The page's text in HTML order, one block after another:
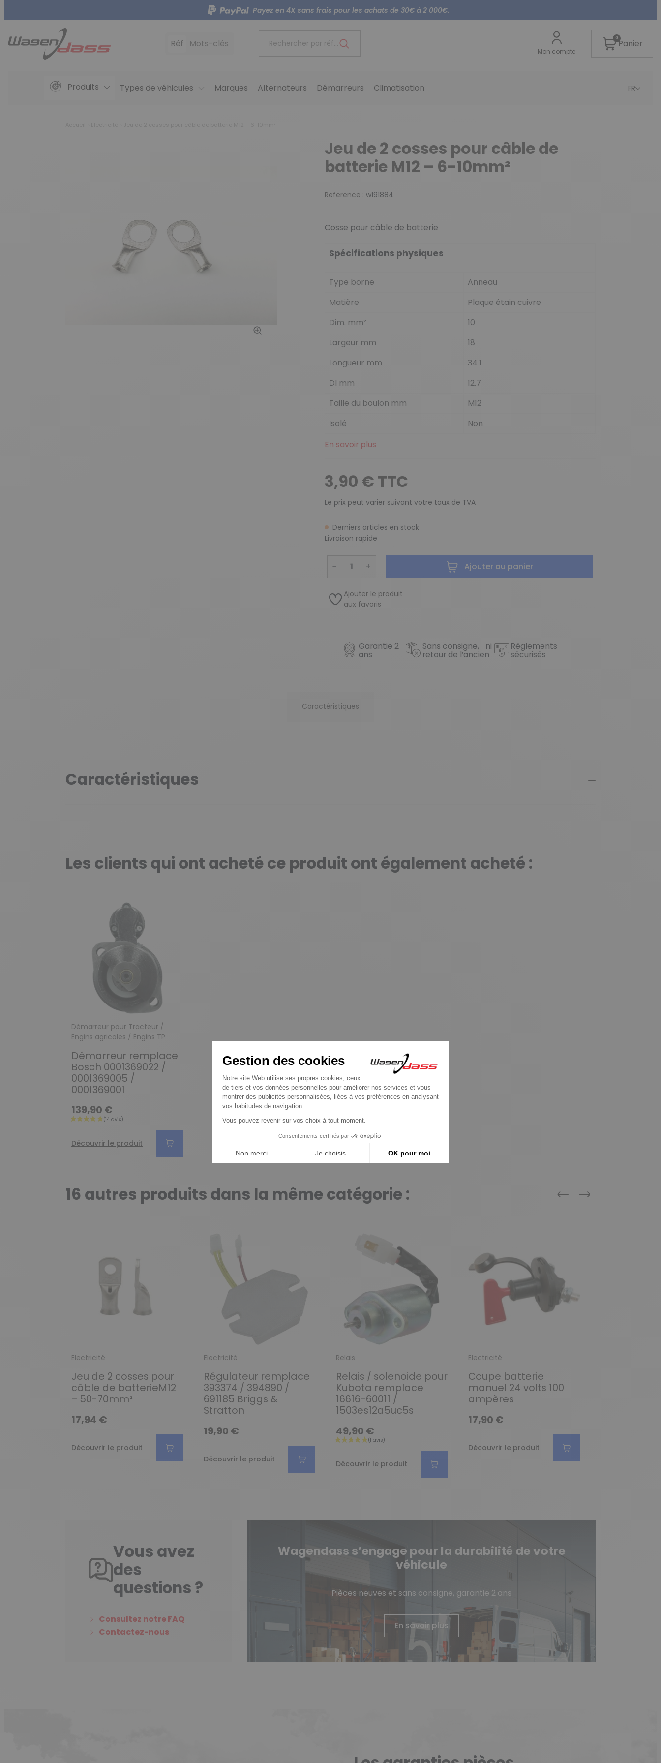
Payez en 4X sans frais pour les achats de 30€ à 2 000€.
Réf Mots-clés Rechercher par référence...
Mon compte
0Panier
Produits Types de véhicules Marques Alternateurs Démarreurs Climatisation FR
Jeu de 2 cosses pour câble de
batterie M12 – 6-10mm²
Reference : w191884
Cosse pour câble de batterie
Spécifications physiques
Type borne
Anneau
Matière
Plaque étain cuivre
Dim. mm²
10
Largeur mm
18
Longueur mm
34.1
DI mm
12.7
Taille du boulon mm
M12
Isolé
Non
En savoir plus
3,90 € TTC
Le prix peut varier suivant votre taux de TVA
Derniers articles en stock
Livraison rapide
− + Ajouter au panier
Ajouter le produit
aux favoris
Garantie 2
ans
Sans consigne, ni
retour de l’ancien
Règlements
sécurisés
Caractéristiques
Caractéristiques
Les clients qui ont acheté ce produit ont également acheté :
Démarreur pour Tracteur /
Engins agricoles / Engins TP
Démarreur remplace
Bosch 0001369022 /
0001369005 /
0001369001
139,90 €
Découvrir le produit
16 autres produits dans la même catégorie : Précédent
Suivant
Electricité
Jeu de 2 cosses pour
câble de batterieM12
– 50-70mm²
17,94 €
Découvrir le produit
Electricité
Régulateur remplace
393374 / 394890 /
691185 Briggs &
Stratton
19,90 €
Découvrir le produit
Relais
Relais / solenoide pour
Kubota remplace
16616-60011 /
1503es12a5uc5s
49,90 €
Découvrir le produit
Electricité
Coupe batterie
manuel 24 volts 100
ampères
17,90 €
Découvrir le produit
Vous avez
des
questions ?
Consultez notre FAQ
Contactez-nous
Wagendass s’engage pour la durabilité de votre
véhicule
Pièces neuves et sans consigne, garantie 2 ans
En savoir plus